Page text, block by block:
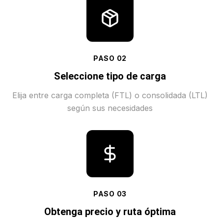
PASO 02
Seleccione tipo de carga
Elija entre carga completa (FTL) o consolidada (LTL)
según sus necesidades
PASO 03
Obtenga precio y ruta óptima